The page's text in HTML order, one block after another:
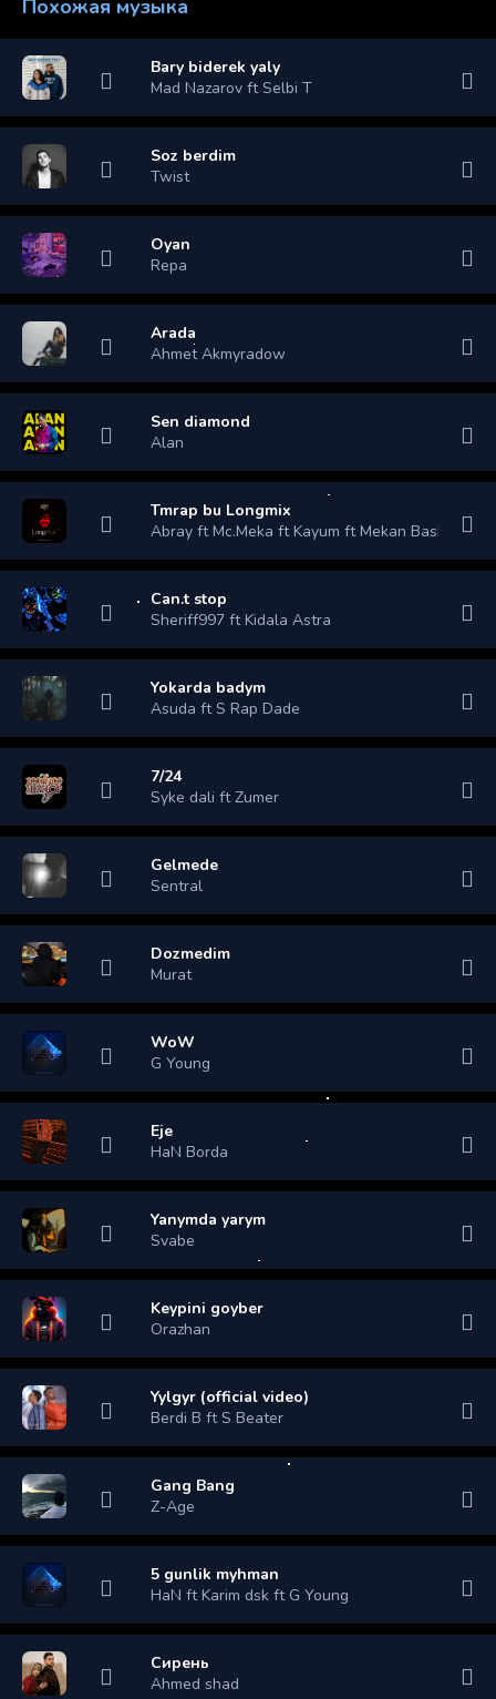
Похожая музыка
Bary biderek yaly
Mad Nazarov ft Selbi T
Soz berdim
Twist
Oyan
Repa
Arada
Ahmet Akmyradow
Sen diamond
Alan
Tmrap bu Longmix
Abray ft Mc.Meka ft Kayum ft Mekan Bashlyk ft
Can.t stop
Sheriff997 ft Kidala Astra
Yokarda badym
Asuda ft S Rap Dade
7/24
Syke dali ft Zumer
Gelmede
Sentral
Dozmedim
Murat
WoW
G Young
Eje
HaN Borda
Yanymda yarym
Svabe
Keypini goyber
Orazhan
Yylgyr (official video)
Berdi B ft S Beater
Gang Bang
Z-Age
5 gunlik myhman
HaN ft Karim dsk ft G Young
Сирень
Ahmed shad